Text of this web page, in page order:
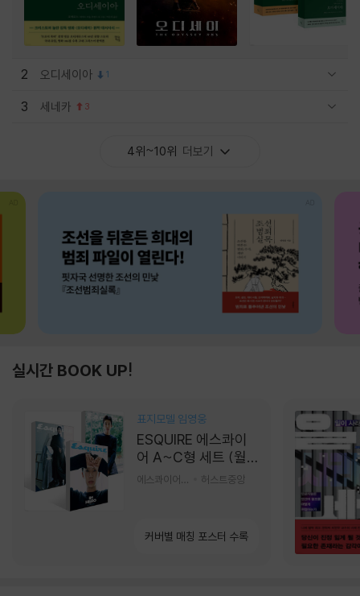
2 오디세이아 1
3 세네카 3
4위~10위 더보기
실시간 BOOK UP!
표지모델 임영웅
ESQUIRE 에스콰이
어 A~C형 세트 (월
간) : 9월 [2026]
허스트중앙
커버별 매칭 포스터 수록